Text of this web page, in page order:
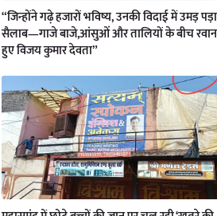
“जिन्होंने गढ़े हजारों भविष्य, उनकी विदाई में उमड़ पड़ा
सैलाब—गाजे बाजे,आंसुओं और तालियों के बीच
हुए विजय कुमार देवता”